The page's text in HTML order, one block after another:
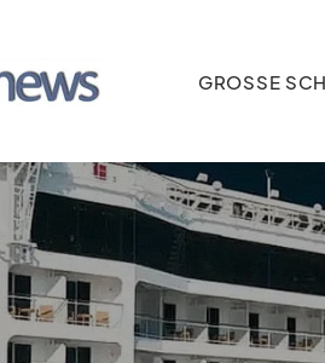
GROSSE